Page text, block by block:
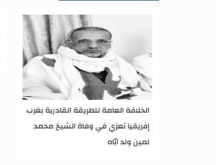
الخلافة العامة للطريقة القادرية بغرب
إفريقيا تعزي في وفاة الشيخ محمد
لمين ولد ابّاه